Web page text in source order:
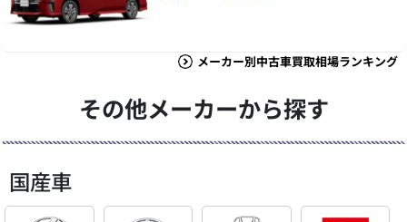
メーカー別中古車買取相場ランキング
その他メーカーから探す
国産車